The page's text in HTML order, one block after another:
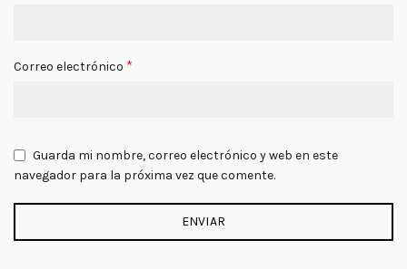
Correo electrónico *
Guarda mi nombre, correo electrónico y web en este
navegador para la próxima vez que comente.